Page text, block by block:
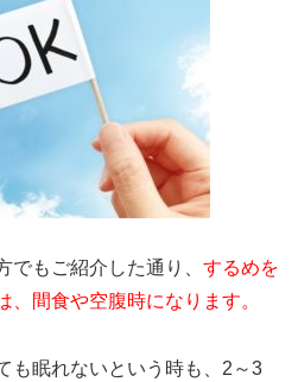
でもご紹介した通り、 するめを
間食や空腹時になります。
も眠れないという時も、2～3